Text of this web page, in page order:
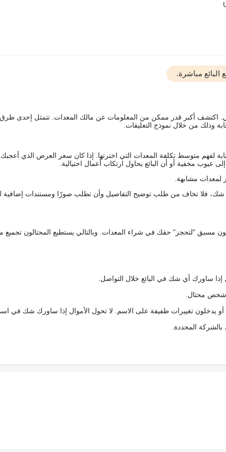
مباشرة.
اكتشف أكبر قدر ممكن من المعلومات عن مالك المعدات. تتمثل إحدى
وذلك من خلال نموذج التعليقات.
لفهم متوسط تكلفة المعدات التي اخترتها. إذا كان سعر العرض الذي
مخفية أو أن البائع يحاول ارتكاب أعمال احتيالية.
مشابهة.
شك، فلا تخاف من طلب توضيح التفاصيل وأن تطلب صورًا ومستندات إضافية
مسبق "لتحجز" حقك في شراء المعدات. وبالتالي يستطيع المحتالون تجميع
إذا ساورك أي شك في البائع خلال التواصل.
شخص محتال.
يدخلون تغييرات طفيفة على الاسم. لا تحول الأموال إذا ساورك شك في
بالشركة المحددة.